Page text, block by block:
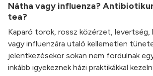
Nátha vagy influenza?
tea?
Kaparó torok, rossz közérzet, levertség,
vagy influenzára utaló kellemetlen
jelentkezésekor sokan nem fordulnak
inkább igyekeznek házi praktikákkal